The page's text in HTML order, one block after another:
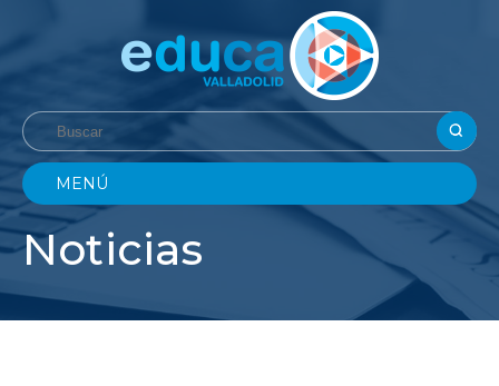
MENÚ
Noticias